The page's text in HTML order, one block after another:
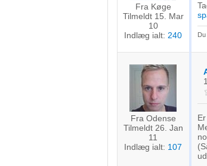
Fra Køge
Tilmeldt 15. Mar
10
Indlæg ialt: 240
Fra Odense
Tilmeldt 26. Jan
11
Indlæg ialt: 107
Identificere enheder baseret på aktivt